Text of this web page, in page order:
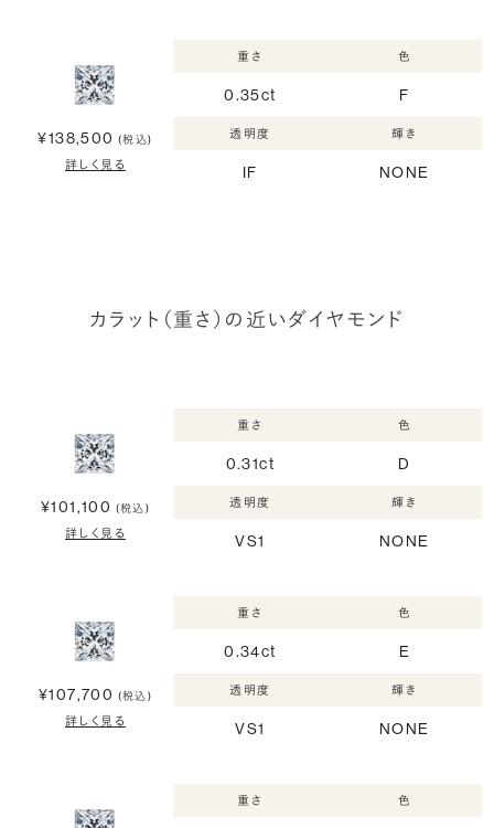
¥138,500 (税込)
詳しく見る
重さ
0.35ct
色
F
透明度
IF
輝き
NONE
カラット（重さ）の近いダイヤモンド
¥101,100 (税込)
詳しく見る
重さ
0.31ct
色
D
透明度
VS1
輝き
NONE
¥107,700 (税込)
詳しく見る
重さ
0.34ct
色
E
透明度
VS1
輝き
NONE
重さ 色